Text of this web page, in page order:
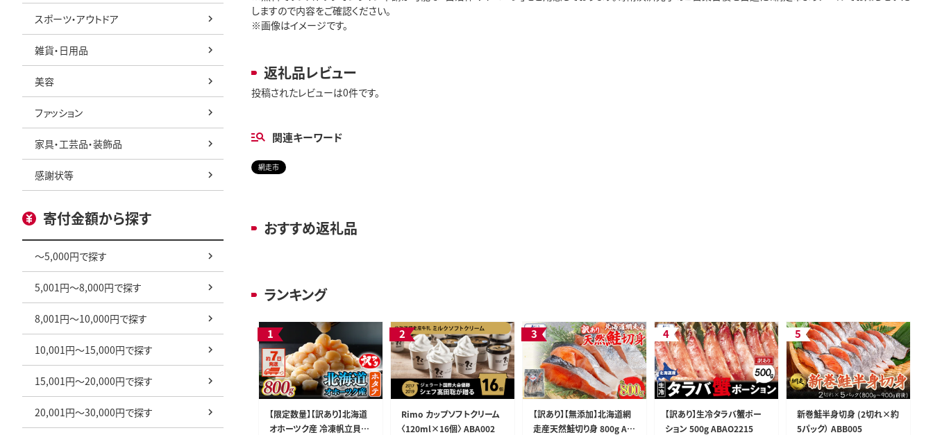
スポーツ・アウトドア
雑貨・日用品
美容
ファッション
家具・工芸品・装飾品
感謝状等
寄付金額から探す
～5,000円で探す
5,001円～8,000円で探す
8,001円～10,000円で探す
10,001円～15,000円で探す
15,001円～20,000円で探す
20,001円～30,000円で探す
しますので内容をご確認ください。
※画像はイメージです。
返礼品レビュー
投稿されたレビューは0件です。
関連キーワード
網走市
おすすめ返礼品
ランキング
【限定数量】【訳あり】北海道
オホーツク産 冷凍帆立貝柱
Rimo カップソフトクリーム
〈120ml×16個〉 ABA002
【訳あり】【無添加】北海道網
走産天然鮭切り身 800g AB
【訳あり】生冷タラバ蟹ポー
ション 500g ABAO2215
新巻鮭半身切身 (2切れ×約
5パック） ABB005